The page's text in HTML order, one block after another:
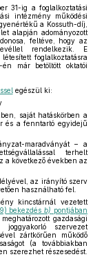
31-ig a foglalkoztatási
intézmény működési
a Kossuth-díj,
alapján adományozott
feltéve, hogy az
rendelkezik. E
foglalkoztatásra
már betöltött oktatói
egészül ki:
saját hatáskörben a
és a fenntartó egyidejű
maradványát – a
terhelt
a következő években az
az irányító szerv
használható fel.
kincstárnál vezetett
bekezdésb) pontjában
gazdasági
szervezet
zártkörűen működő
(a továbbiakban
szerezhet részesedést.